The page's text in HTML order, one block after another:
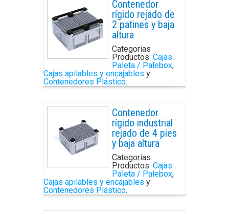
Contenedor
rígido rejado de
2 patines y baja
altura
Categorias
Productos: Cajas
Paleta / Palebox,
Cajas apilables y encajables y
Contenedores Plástico.
Contenedor
rígido industrial
rejado de 4 pies
y baja altura
Categorias
Productos: Cajas
Paleta / Palebox,
Cajas apilables y encajables y
Contenedores Plástico.